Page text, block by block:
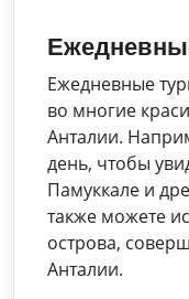
Ежедневные
во многие
Анталии.
день, чтобы
Памуккале и
также можете
острова,
Анталии.